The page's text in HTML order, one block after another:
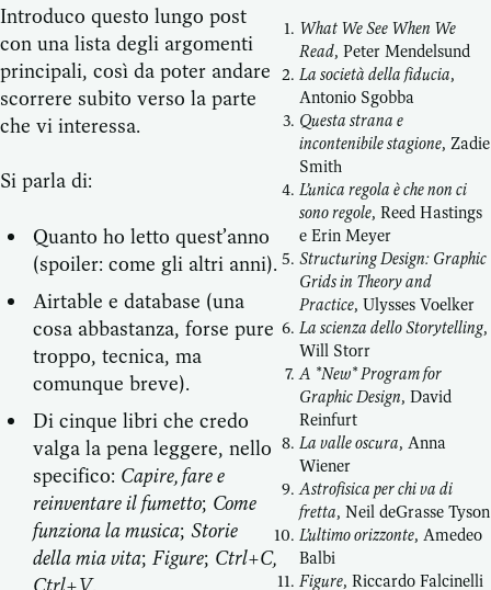
Introduco questo lungo post
con una lista degli argomenti
principali, così da poter andare
scorrere subito verso la parte
che vi interessa.
Si parla di:
Quanto ho letto quest’anno
(spoiler: come gli altri anni).
Airtable e database (una
cosa abbastanza, forse pure
troppo, tecnica, ma
comunque breve).
Di cinque libri che credo
valga la pena leggere, nello
specifico: Capire, fare e
reinventare il fumetto; Come
funziona la musica;Storie
della mia vita;Figure; Ctrl+C,
What We See When We
Read, Peter Mendelsund
La società della fiducia,
Antonio Sgobba
Questa strana e
incontenibile stagione, Zadie
Smith
L’unica regola è che non ci
sono regole, Reed Hastings
e Erin Meyer
Structuring Design: Graphic
Grids in Theory and
Practice, Ulysses Voelker
La scienza dello Storytelling,
Will Storr
A *New* Program for
Graphic Design, David
Reinfurt
La valle oscura, Anna
Wiener
Astrofisica per chi va di
fretta, Neil deGrasse Tyson
L’ultimo orizzonte, Amedeo
Balbi
Figure, Riccardo Falcinelli